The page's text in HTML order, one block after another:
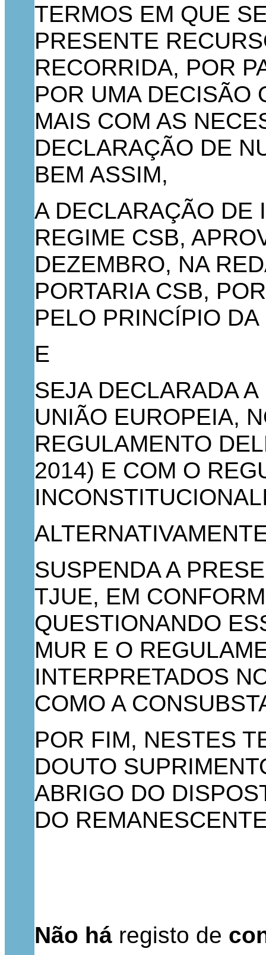
TERMOS EM QUE
PRESENTE
RECORRIDA, POR
POR UMA DECISÃO
MAIS COM AS
DECLARAÇÃO DE
BEM ASSIM,
A DECLARAÇÃO DE
REGIME CSB,
DEZEMBRO, NA
PORTARIA CSB,
PELO PRINCÍPIO
E
SEJA DECLARADA
UNIÃO EUROPEIA,
REGULAMENTO
2014) E COM O
SUSPENDA A
TJUE, EM
QUESTIONANDO
MUR E O
INTERPRETADOS
COMO A
POR FIM, NESTES
DOUTO
ABRIGO DO
DO
Não há registo de